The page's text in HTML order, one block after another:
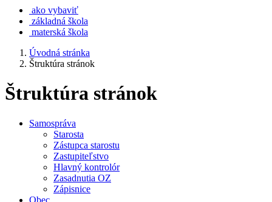
ako vybaviť
základná škola
materská škola
Úvodná stránka
Štruktúra stránok
Štruktúra stránok
Samospráva
Starosta
Zástupca starostu
Zastupiteľstvo
Hlavný kontrolór
Zasadnutia OZ
Zápisnice
Obec